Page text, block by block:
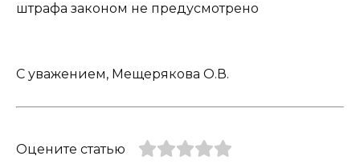
штрафа законом не предусмотрено
С уважением, Мещерякова О.В.
Оцените статью